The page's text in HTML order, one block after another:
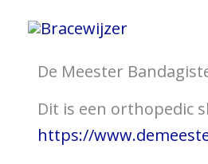
naar
De Meester
Dit is een orthopedic
https://